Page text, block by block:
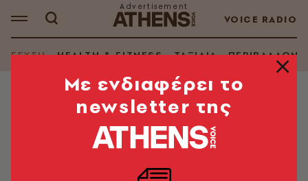
VOICE RADIO
ΓΕΥΣΗ HEALTH & FITNESS ΤΑΞΙΔΙΑ ΠΕΡΙΒΑΛΛΟΝ
ΘΕΜΑΤΑ ΓΕΥΣΗΣ
Σαρδέλες της παράδοσης, του
γκουρμέ, της υγιεινής διατροφής
Mε ενδιαφέρει το
newsletter της